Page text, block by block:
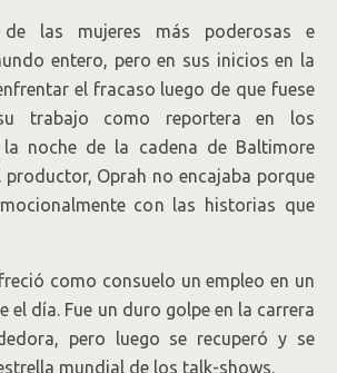
las mujeres más poderosas e
entero, pero en sus inicios en la
el fracaso luego de que fuese
trabajo como reportera en los
noche de la cadena de Baltimore
productor, Oprah no encajaba porque
con las historias que
como consuelo un empleo en un
el día. Fue un duro golpe en la carrera
pero luego se recuperó y se
mundial de los talk-shows.